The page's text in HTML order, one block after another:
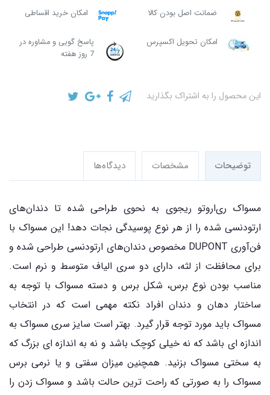
ضمانت اصل بودن کالا امکان خرید اقساطی
امکان تحویل اکسپرس
پاسخ گویی و مشاوره در
7 روز هفته
این محصول را به اشتراک بگذارید
توضیحات مشخصات دیدگاه‌ها
مسواک ری‌اروتو ریجوی به نحوی طراحی شده تا دندان‌های
ارتودنسی شده را از هر نوع پوسیدگی نجات دهد! این مسواک با
فن‌آوری DUPONT مخصوص دندان‌های ارتودنسی طراحی شده و
برای محافظت از لثه، دارای دو سری الیاف متوسط و نرم است‌.
مناسب بودن نوع برس، شکل برس و دسته مسواک با توجه به
ساختار دهان و دندان افراد نکته مهمی است که در انتخاب
مسواک باید مورد توجه قرار گیرد. بهتر است سایز سری مسواک به
اندازه ای باشد که نه خیلی کوچک باشد و نه به اندازه ای بزرگ که
به سختی مسواک بزنید. همچنین میزان سفتی و یا نرمی برس
مسواک را به صورتی که راحت ترین حالت باشد و مسواک زدن را